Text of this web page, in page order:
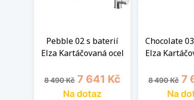
Pebble 02 s baterií
Elza Kartáčovaná ocel
Běžná cena
8 490 Kč Cena
7 641 Kč
Na dotaz
Chocolate
Elza
Běžná cena
8 490 Kč 7
Na